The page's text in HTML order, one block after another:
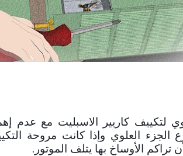
لتكييف كاريير الاسبليت مع عدم
الجزء العلوي وإذا كانت مروحة
تراكم الأوساخ بها يتلف الموتور.